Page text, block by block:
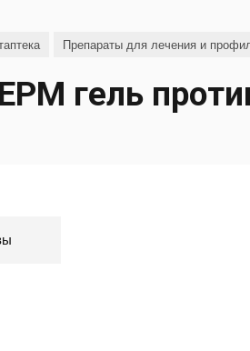
Препараты для лечения и
гель